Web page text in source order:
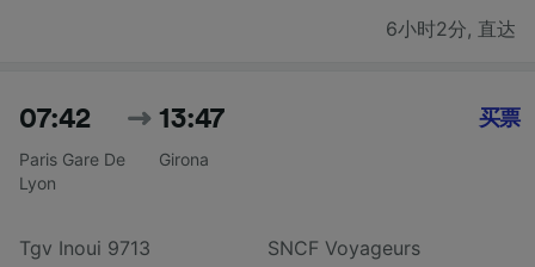
6小时2分, 直达
07:42
Paris Gare De
Lyon
13:47
Girona
Tgv Inoui 9713 SNCF Voyageurs
买票